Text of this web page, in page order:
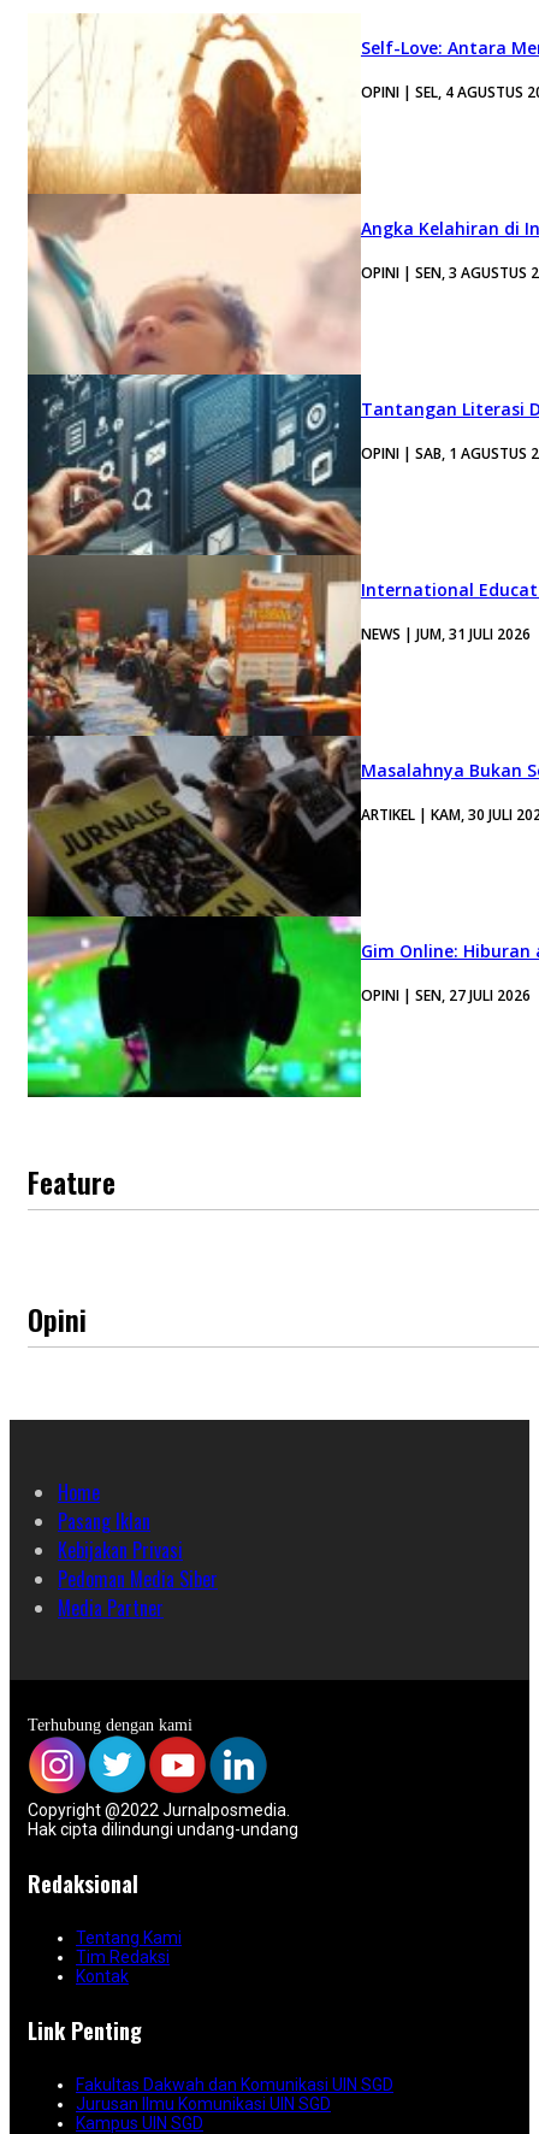
Self-Love: Antara
OPINI | SEL, 4 AGUSTUS
Angka Kelahiran di
OPINI | SEN, 3 AGUSTUS
Tantangan Literasi
OPINI | SAB, 1 AGUSTUS
International
NEWS | JUM, 31 JULI 2026
Masalahnya Bukan
ARTIKEL | KAM, 30 JULI
Gim Online:
OPINI | SEN, 27 JULI 2026
Feature
Opini
Home
Pasang Iklan
Kebijakan Privasi
Pedoman Media Siber
Media Partner
Terhubung dengan kami
Copyright @2022 Jurnalposmedia.
Hak cipta dilindungi undang-undang
Redaksional
Tentang Kami
Tim Redaksi
Kontak
Link Penting
Fakultas Dakwah dan Komunikasi UIN SGD
Jurusan Ilmu Komunikasi UIN SGD
Kampus UIN SGD